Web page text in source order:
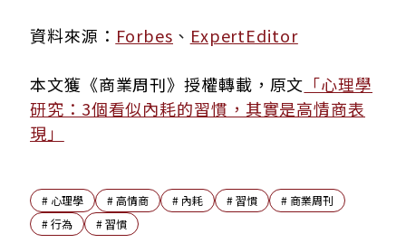
資料來源： Forbes 、 ExpertEditor
本文獲《商業周刊》授權轉載，原文 「心理學
研究：3個看似內耗的習慣，其實是高情商表
現」
# 心理學 #高情商 # 內耗 #習慣 # 商業周刊
#行為 #習慣